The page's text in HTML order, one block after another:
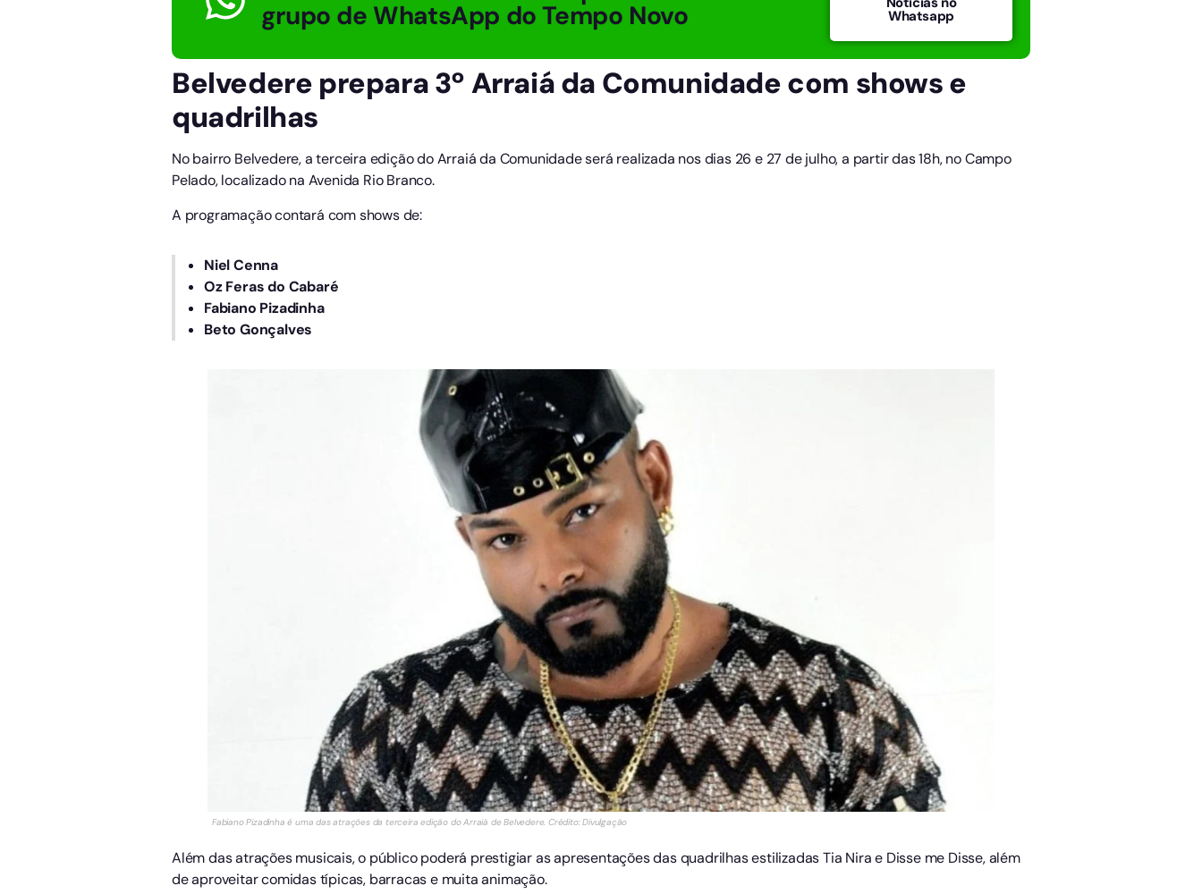
grupo de WhatsApp do Tempo Novo Whatsapp
Belvedere prepara 3º Arraiá da Comunidade com shows e
quadrilhas
No bairro Belvedere, a terceira edição do Arraiá da Comunidade será realizada nos dias 26 e 27 de julho, a partir das 18h, no Campo
Pelado, localizado na Avenida Rio Branco.
A programação contará com shows de:
Niel Cenna
Oz Feras do Cabaré
Fabiano Pizadinha
Beto Gonçalves
Fabiano Pizadinha é uma das atrações da terceira edição do Arraiá de Belvedere. Crédito: Divulgação
Além das atrações musicais, o público poderá prestigiar as apresentações das quadrilhas estilizadas Tia Nira e Disse me Disse, além
de aproveitar comidas típicas, barracas e muita animação.